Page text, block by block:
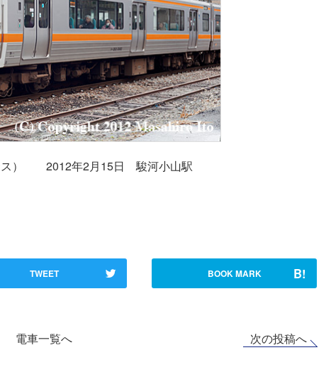
ス） 2012年2月15日 駿河小山駅
TWEET BOOK MARK B!
電車一覧へ 次の投稿へ